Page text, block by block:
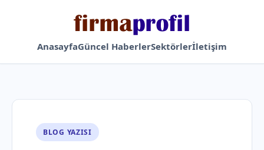
AnasayfaGüncel HaberlerSektörlerİletişim
BLOG YAZISI